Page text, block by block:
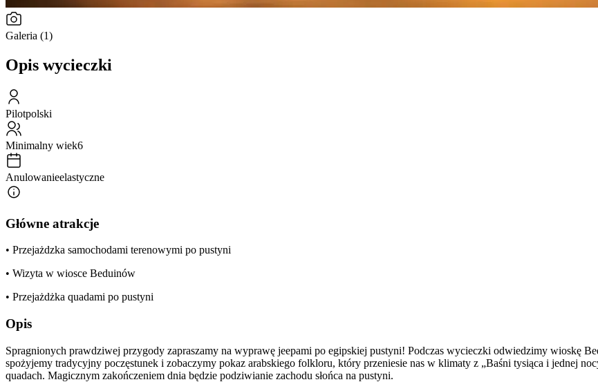
Galeria (1)
Opis wycieczki
Pilotpolski
Minimalny wiek6
Anulowanieelastyczne
Główne atrakcje
• Przejażdzka samochodami terenowymi po pustyni
• Wizyta w wiosce Beduinów
• Przejażdżka quadami po pustyni
Opis
Spragnionych prawdziwej przygody zapraszamy na wyprawę jeepami po egipskiej pustyni! Podczas wycieczki odwiedzimy wioskę
spożyjemy tradycyjny poczęstunek i zobaczymy pokaz arabskiego folkloru, który przeniesie nas w klimaty z „Baśni tysiąca i jednej
quadach. Magicznym zakończeniem dnia będzie podziwianie zachodu słońca na pustyni.